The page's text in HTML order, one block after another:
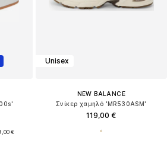
€
Unisex
NEW BALANCE
Σνίκερ χαμηλό 'MR530ASM'
119,00 €